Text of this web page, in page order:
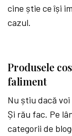
cine știe ce își
cazul.
Produsele
faliment
Nu știu dacă
Și rău fac. Pe
categorii de